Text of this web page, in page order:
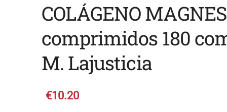
COLÁGENO
comprimidos 180
M. Lajusticia
€10.20